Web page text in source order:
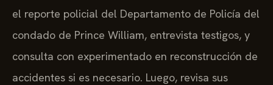
el reporte policial del Departamento de Policía del
condado de Prince William, entrevista testigos, y
consulta con experimentado en reconstrucción de
accidentes si es necesario. Luego, revisa sus